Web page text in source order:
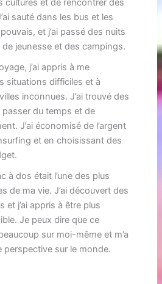
cultures et de rencontrer des
sauté dans les bus et les
et j’ai passé des nuits
jeunesse et des campings.
j’ai appris à me
situations difficiles et à
inconnues. J’ai trouvé des
du temps et de
J’ai économisé de l’argent
et en choisissant des
à dos était l’une des plus
de ma vie. J’ai découvert des
et j’ai appris à être plus
Je peux dire que ce
sur moi-même et m’a
perspective sur le monde.